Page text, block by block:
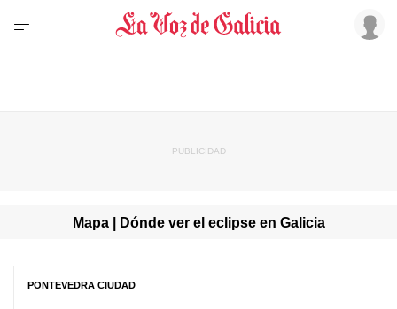
Mapa | Dónde ver el eclipse en Galicia
PONTEVEDRA CIUDAD